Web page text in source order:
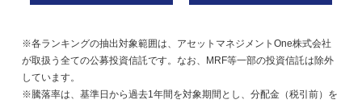
※各ランキングの抽出対象範囲は、アセットマネジメントOne株式会社
が取扱う全ての公募投資信託です。なお、MRF等一部の投資信託は除外
しています。
※騰落率は、基準日から過去1年間を対象期間とし、分配金（税引前）を